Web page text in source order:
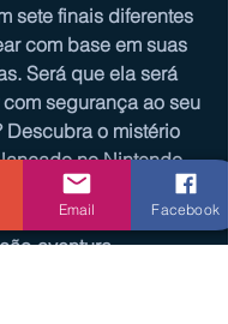
sete finais diferentes
com base em suas
Será que ela será
segurança ao seu
Descubra o mistério
no Nintendo
de 2023.
o desconhecido
aventura
Email Facebook